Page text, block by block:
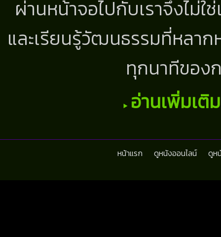
ผ่านหน้าจอไปกับเราจึงไม่
และเรียนรู้วัฒนธรรมที่หลา
ทุกนาทีขอ
อ่านเพิ่มเติ
หน้าแรก ดูหนังออนไลน์ ดูห